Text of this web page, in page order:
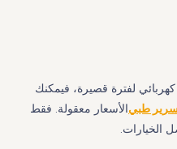
لفترة قصيرة، فيمكنك
سرير طبيالأسعار معقولة. فقط
الخيارات.